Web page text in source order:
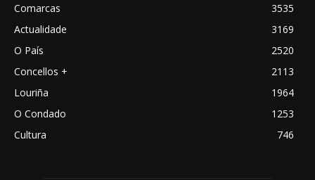
Comarcas
3535
Actualidade
3169
O País
2520
Concellos +
2113
Louriña
1964
O Condado
1253
Cultura
746